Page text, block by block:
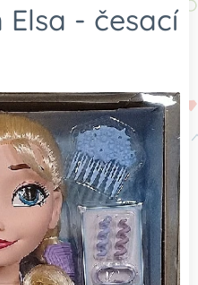
Elsa - česací